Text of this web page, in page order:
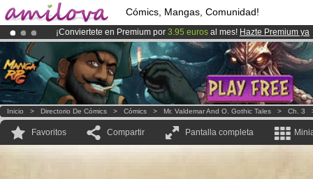
Cómics, Mangas, Comunidad!
¡Conviertete en Premium por 3.95 euros al mes! Hazte Premium ya
¡El Kickstarter Amilova está desormado lanzado!.
¡Ya tenemos 100000miembrosy 1000 Cómics y Mangas!.
Inicio > Directorio De Cómics > Cómics > Mr. Valdemar And O. Gothic Tales > Ch. 3
Favoritos Compartir Pantalla completa